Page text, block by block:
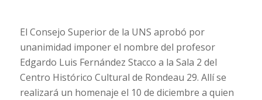
El Consejo Superior de la UNS aprobó por
unanimidad imponer el nombre del profesor
Edgardo Luis Fernández Stacco a la Sala 2 del
Centro Histórico Cultural de Rondeau 29. Allí se
realizará un homenaje el 10 de diciembre a quien